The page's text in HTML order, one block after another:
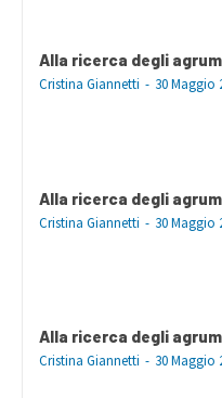
Alla ricerca degli
Cristina Giannetti - 30 Maggio
Alla ricerca degli
Cristina Giannetti - 30 Maggio
Alla ricerca degli
Cristina Giannetti - 30 Maggio